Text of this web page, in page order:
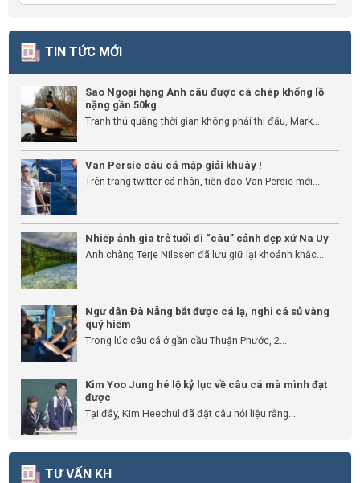
TIN TỨC MỚI
Sao Ngoại hạng Anh câu được cá chép khổng lồ
nặng gần 50kg
Tranh thủ quãng thời gian không phải thi đấu, Mark...
Van Persie câu cá mập giải khuây !
Trên trang twitter cá nhân, tiền đạo Van Persie mới...
Nhiếp ảnh gia trẻ tuổi đi “câu” cảnh đẹp xứ Na Uy
Anh chàng Terje Nilssen đã lưu giữ lại khoảnh khắc...
Ngư dân Đà Nẵng bắt được cá lạ, nghi cá sủ vàng
quý hiếm
Trong lúc câu cá ở gần cầu Thuận Phước, 2...
Kim Yoo Jung hé lộ kỷ lục về câu cá mà mình đạt
được
Tại đây, Kim Heechul đã đặt câu hỏi liệu rằng...
TƯ VẤN KH